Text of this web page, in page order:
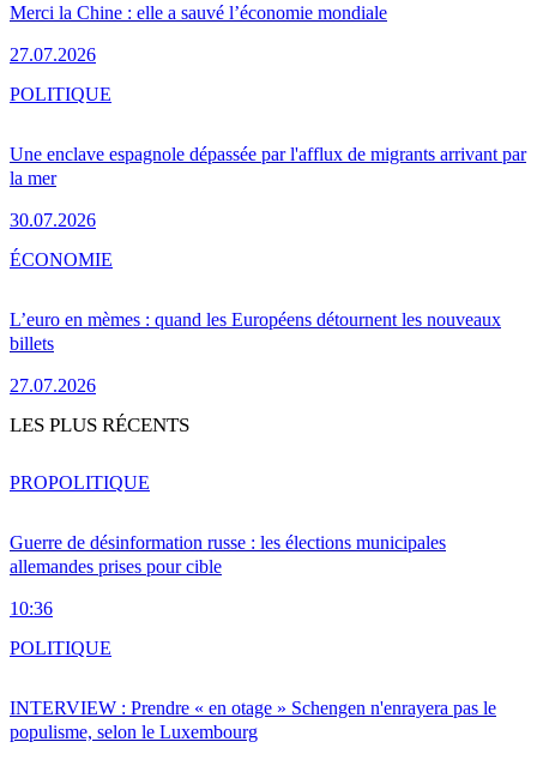
Merci la Chine : elle a sauvé l’économie mondiale
27.07.2026
Une enclave espagnole dépassée par l'afflux de migrants arrivant par
la mer
30.07.2026
POLITIQUE
L’euro en mèmes : quand les Européens détournent les nouveaux
billets
27.07.2026
ÉCONOMIE
LES PLUS RÉCENTS
Guerre de désinformation russe : les élections municipales
allemandes prises pour cible
10:36
PROPOLITIQUE
INTERVIEW : Prendre « en otage » Schengen n'enrayera pas le
populisme, selon le Luxembourg
POLITIQUE